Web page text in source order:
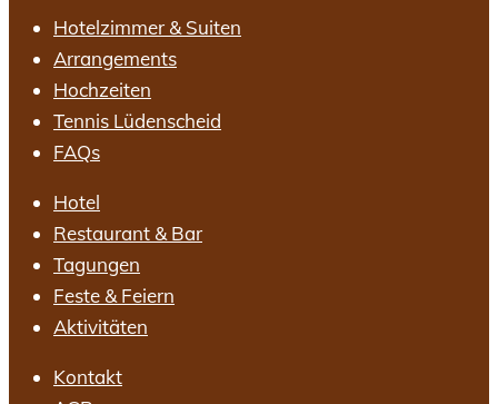
Hotelzimmer & Suiten
Arrangements
Hochzeiten
Tennis Lüdenscheid
FAQs
Hotel
Restaurant & Bar
Tagungen
Feste & Feiern
Aktivitäten
Kontakt